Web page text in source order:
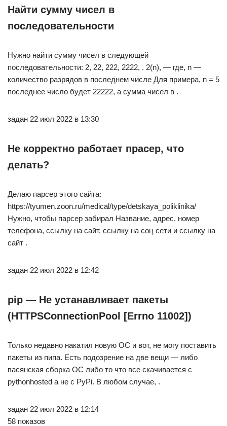
Найти сумму чисел в
последовательности
Нужно найти сумму чисел в следующей
последовательности: 2, 22, 222, 2222, . 2(n), — где, n —
количество разрядов в последнем числе Для примера, n = 5
последнее число будет 22222, а сумма чисел в .
задан 22 июл 2022 в 13:30
Не корректно работает прасер, что
делать?
Делаю парсер этого сайта:
https://tyumen.zoon.ru/medical/type/detskaya_poliklinika/
Нужно, чтобы парсер забирал Название, адрес, номер
телефона, ссылку на сайт, ссылку на соц сети и ссылку на
сайт .
задан 22 июл 2022 в 12:42
pip — Не устанавливает пакеты
(HTTPSConnectionPool [Errno 11002])
Только недавно накатил новую ОС и вот, не могу поставить
пакеты из пипа. Есть подозрение на две вещи — либо
васянская сборка ОС либо то что все скачивается с
pythonhosted а не с PyPi. В любом случае, .
задан 22 июл 2022 в 12:14
58 показов